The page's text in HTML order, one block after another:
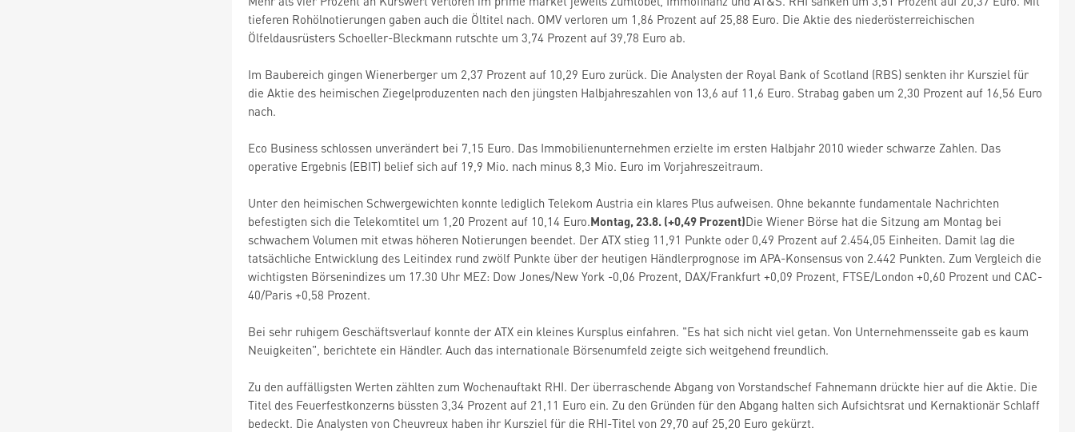
tieferen Rohölnotierungen gaben auch die Öltitel nach. OMV verloren um 1,86 Prozent auf 25,88 Euro. Die Aktie des niederösterreichischen
Ölfeldausrüsters Schoeller-Bleckmann rutschte um 3,74 Prozent auf 39,78 Euro ab.
Im Baubereich gingen Wienerberger um 2,37 Prozent auf 10,29 Euro zurück. Die Analysten der Royal Bank of Scotland (RBS) senkten ihr Kursziel für
die Aktie des heimischen Ziegelproduzenten nach den jüngsten Halbjahreszahlen von 13,6 auf 11,6 Euro. Strabag gaben um 2,30 Prozent auf 16,56 Euro
nach.
Eco Business schlossen unverändert bei 7,15 Euro. Das Immobilienunternehmen erzielte im ersten Halbjahr 2010 wieder schwarze Zahlen. Das
operative Ergebnis (EBIT) belief sich auf 19,9 Mio. nach minus 8,3 Mio. Euro im Vorjahreszeitraum.
Unter den heimischen Schwergewichten konnte lediglich Telekom Austria ein klares Plus aufweisen. Ohne bekannte fundamentale Nachrichten
befestigten sich die Telekomtitel um 1,20 Prozent auf 10,14 Euro.Montag, 23.8. (+0,49 Prozent)Die Wiener Börse hat die Sitzung am Montag bei
schwachem Volumen mit etwas höheren Notierungen beendet. Der ATX stieg 11,91 Punkte oder 0,49 Prozent auf 2.454,05 Einheiten. Damit lag die
tatsächliche Entwicklung des Leitindex rund zwölf Punkte über der heutigen Händlerprognose im APA-Konsensus von 2.442 Punkten. Zum Vergleich die
wichtigsten Börsenindizes um 17.30 Uhr MEZ: Dow Jones/New York -0,06 Prozent, DAX/Frankfurt +0,09 Prozent, FTSE/London +0,60 Prozent und CAC-
40/Paris +0,58 Prozent.
Bei sehr ruhigem Geschäftsverlauf konnte der ATX ein kleines Kursplus einfahren. "Es hat sich nicht viel getan. Von Unternehmensseite gab es kaum
Neuigkeiten", berichtete ein Händler. Auch das internationale Börsenumfeld zeigte sich weitgehend freundlich.
Zu den auffälligsten Werten zählten zum Wochenauftakt RHI. Der überraschende Abgang von Vorstandschef Fahnemann drückte hier auf die Aktie. Die
Titel des Feuerfestkonzerns büssten 3,34 Prozent auf 21,11 Euro ein. Zu den Gründen für den Abgang halten sich Aufsichtsrat und Kernaktionär Schlaff
bedeckt. Die Analysten von Cheuvreux haben ihr Kursziel für die RHI-Titel von 29,70 auf 25,20 Euro gekürzt.